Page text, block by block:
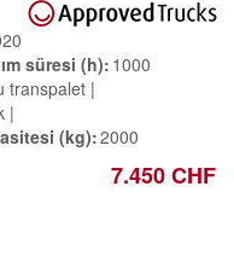
süresi (h) 1000
transpalet
(kg) 2000
7.450 CHF